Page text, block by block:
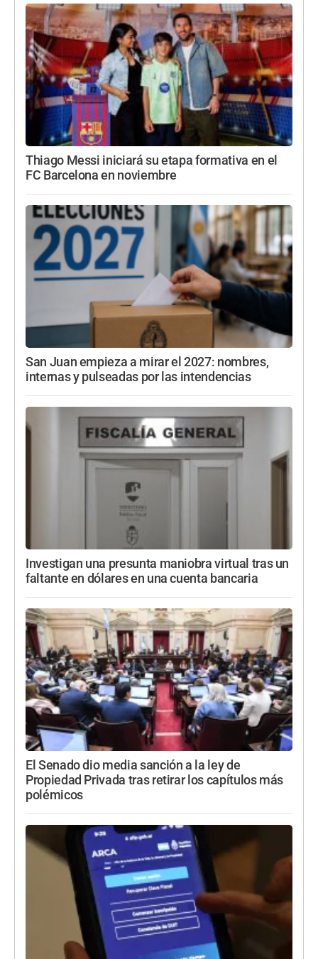
Thiago Messi iniciará su etapa formativa en el
FC Barcelona en noviembre
San Juan empieza a mirar el 2027: nombres,
internas y pulseadas por las intendencias
Investigan una presunta maniobra virtual tras un
faltante en dólares en una cuenta bancaria
El Senado dio media sanción a la ley de
Propiedad Privada tras retirar los capítulos más
polémicos